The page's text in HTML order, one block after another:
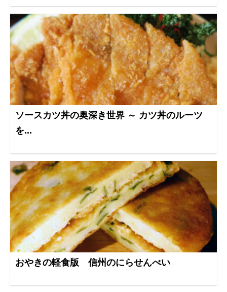
ソースカツ丼の奥深き世界 ～ カツ丼のルーツ
を...
おやきの軽食版 信州のにらせんべい